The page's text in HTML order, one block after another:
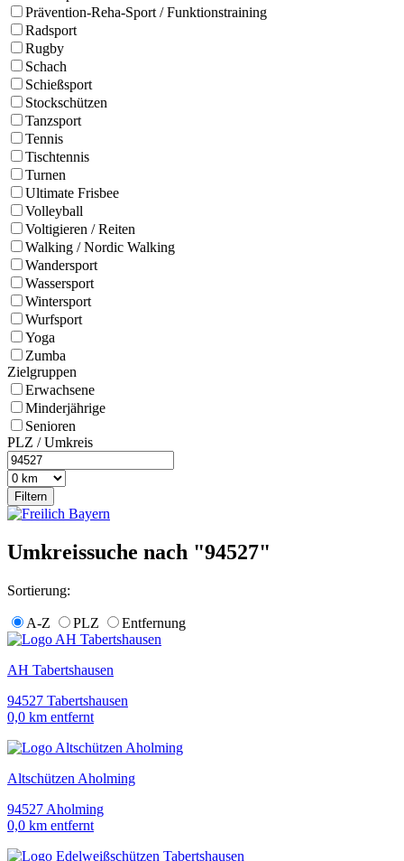
Prävention-Reha-Sport / Funktionstraining
Radsport
Rugby
Schach
Schießsport
Stockschützen
Tanzsport
Tennis
Tischtennis
Turnen
Ultimate Frisbee
Volleyball
Voltigieren / Reiten
Walking / Nordic Walking
Wandersport
Wassersport
Wintersport
Wurfsport
Yoga
Zumba
Zielgruppen
Erwachsene
Minderjährige
Senioren
PLZ / Umkreis
Umkreissuche nach "94527"
Sortierung:
A-Z PLZ Entfernung
AH Tabertshausen
94527 Tabertshausen
0,0 km entfernt
Altschützen Aholming
94527 Aholming
0,0 km entfernt